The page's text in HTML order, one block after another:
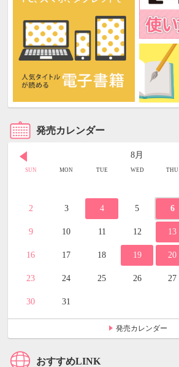
発売カレンダー
8月
SUN MON TUE WED THU
2 3 4 5 6
9 10 11 12 13
16 17 18 19 20
23 24 25 26 27
30 31
発売カレンダー
おすすめLINK